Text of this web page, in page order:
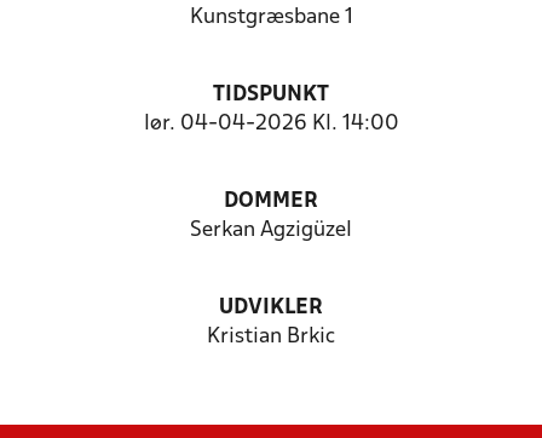
Kunstgræsbane 1
TIDSPUNKT
lør. 04-04-2026 Kl. 14:00
DOMMER
Serkan Agzigüzel
UDVIKLER
Kristian Brkic